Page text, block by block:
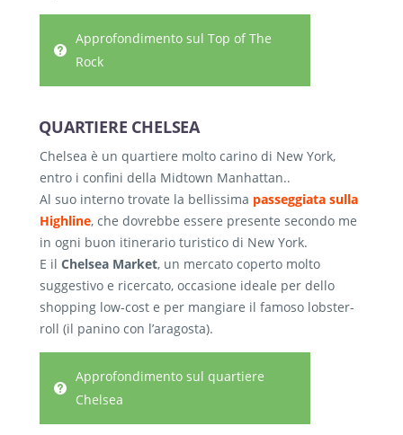
Approfondimento sul Top of The
Rock
QUARTIERE CHELSEA
Chelsea è un quartiere molto carino di New York,
entro i confini della Midtown Manhattan..
Al suo interno trovate la bellissima passeggiata sulla
Highline, che dovrebbe essere presente secondo me
in ogni buon itinerario turistico di New York.
E il Chelsea Market, un mercato coperto molto
suggestivo e ricercato, occasione ideale per dello
shopping low-cost e per mangiare il famoso lobster-
roll (il panino con l’aragosta).
Approfondimento sul quartiere
Chelsea